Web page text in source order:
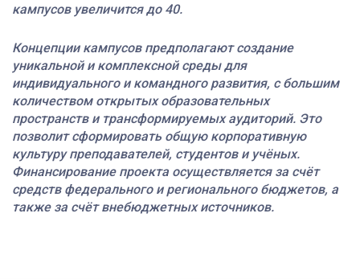
кампусов увеличится до 40.
Концепции кампусов предполагают создание
уникальной и комплексной среды для
индивидуального и командного развития, с большим
количеством открытых образовательных
пространств и трансформируемых аудиторий. Это
позволит сформировать общую корпоративную
культуру преподавателей, студентов и учёных.
Финансирование проекта осуществляется за счёт
средств федерального и регионального бюджетов, а
также за счёт внебюджетных источников.